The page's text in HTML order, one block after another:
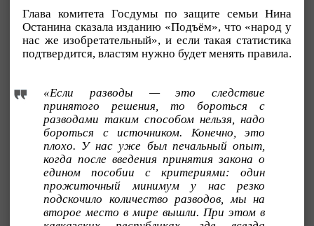
Глава комитета Госдумы по защите семьи Нина
Останина сказала изданию «Подъём», что «народ у
нас же изобретательный», и если такая статистика
подтвердится, властям нужно будет менять правила.
«Если разводы — это следствие
принятого решения, то бороться с
разводами таким способом нельзя, надо
бороться с источником. Конечно, это
плохо. У нас уже был печальный опыт,
когда после введения принятия закона о
едином пособии с критериями: один
прожиточный минимум у нас резко
подскочило количество разводов, мы на
второе место в мире вышли. При этом в